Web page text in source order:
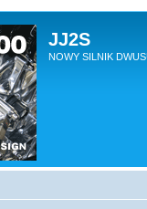
JJ2S
NOWY SILNIK